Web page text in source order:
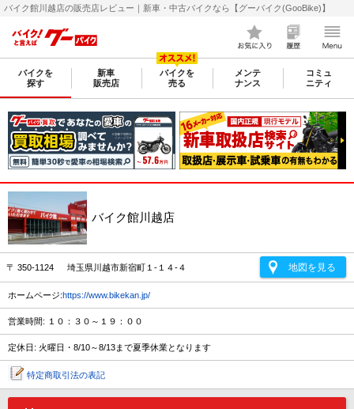
バイク館川越店の販売店レビュー｜新車・中古バイクなら【グーバイク(GooBike)】
バイクを
探す
新車
販売店
バイクを
売る
メンテ
ナンス
コミュ
ニティ
バイク館川越店
〒 350-1124 埼玉県川越市新宿町１-１４-４ 地図を見る
ホームページ:https://www.bikekan.jp/
営業時間: １０：３０～１９：００
定休日: 火曜日・8/10～8/13まで夏季休業となります
特定商取引法の表記